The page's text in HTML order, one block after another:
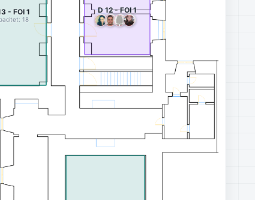
D 12 - FOI 1
- FOI 1
18